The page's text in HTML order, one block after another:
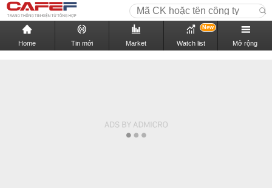
Home Tin mới Market Watch list
New
Mở rộng